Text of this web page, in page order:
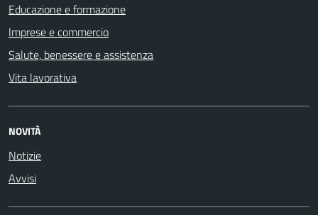
Educazione e formazione
Imprese e commercio
Salute, benessere e assistenza
Vita lavorativa
NOVITÀ
Notizie
Avvisi